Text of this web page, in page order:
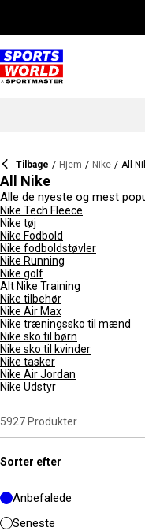
Tilbage / Hjem / Nike / All
All Nike
Alle de nyeste og mest
streetwear-outfit, er der et
produkterne her eller bare
Nike Tech Fleece
Nike tøj
Nike Fodbold
Nike fodboldstøvler
Nike Running
Nike golf
Alt Nike Training
Nike tilbehør
Nike Air Max
Nike træningssko til mænd
Nike sko til børn
Nike sko til kvinder
Nike tasker
Nike Air Jordan
Nike Udstyr
5927 Produkter
Sorter efter
Anbefalede
Seneste